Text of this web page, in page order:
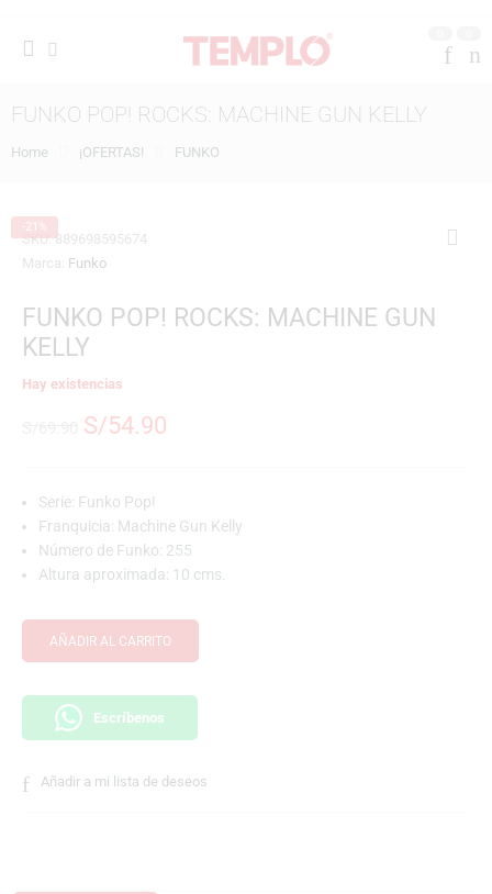
FUNKO POP! ROCKS: MACHINE GUN KELLY
Home ¡OFERTAS! FUNKO
-21%
SKU:889698595674
Marca: Funko
FUNKO POP! ROCKS: MACHINE GUN
KELLY
Hay existencias
S/54.90
Serie: Funko Pop!
Franquicia: Machine Gun Kelly
Número de Funko: 255
Altura aproximada: 10 cms.
AÑADIR AL CARRITO
Escríbenos
Añadir a mi lista de deseos